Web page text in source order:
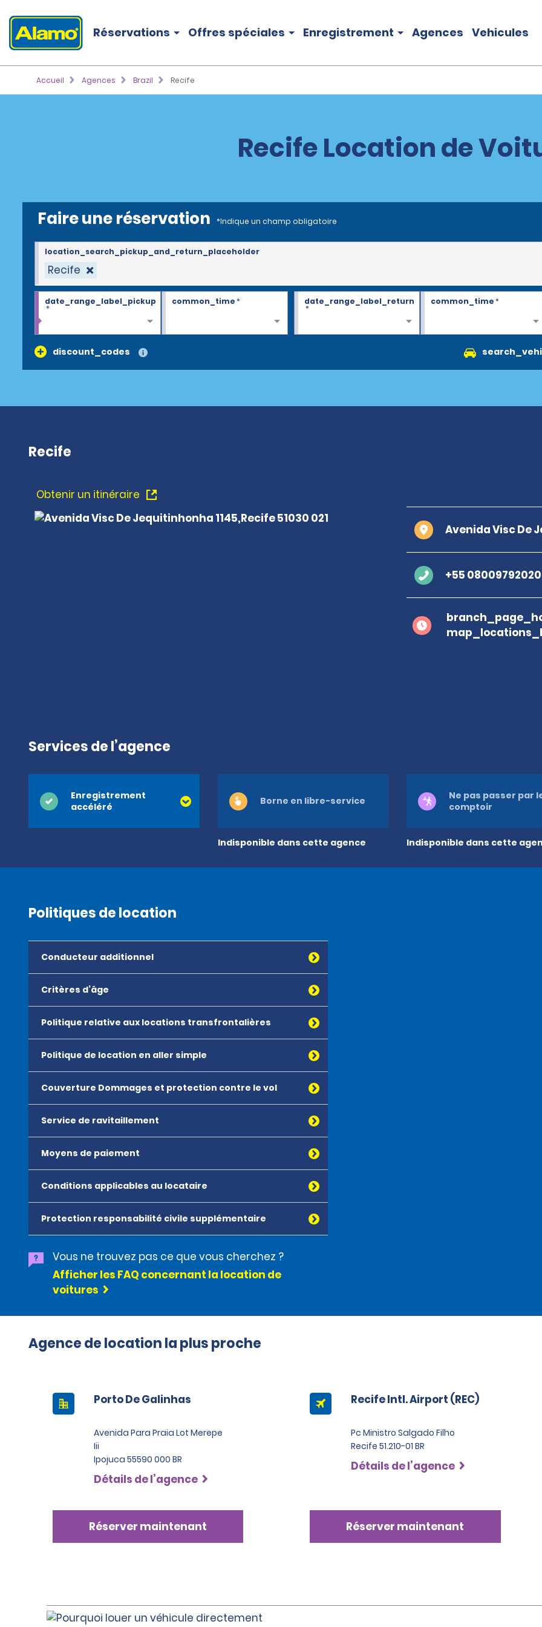
Réservations Offres spéciales Enregistrement Agences Vehicules
Accueil Agences Brazil Recife
Recife Location de
Faire une réservation *Indique un champ obligatoire
Recife
location_search_pickup_and_return_placeholder
date_range_label_pickup
*
common_time* date_range_label_return
*
common_time*
discount_codes
Recife
Obtenir un itinéraire
Avenida Visc De
+55 08009792020
Services de l’agence
Enregistrement
accéléré
Indisponible dans cette agence
Borne en libre-service
Indisponible dans cette
Ne pas passer par
comptoir
Politiques de location
Conducteur additionnel
Critères d’âge
Politique relative aux locations transfrontalières
Politique de location en aller simple
Couverture Dommages et protection contre le vol
Service de ravitaillement
Moyens de paiement
Conditions applicables au locataire
Protection responsabilité civile supplémentaire
Vous ne trouvez pas ce que vous cherchez ?
Afficher les FAQ concernant la location de
voitures
Agence de location la plus proche
Porto De Galinhas
Avenida Para Praia Lot Merepe
Iii
Ipojuca 55590 000 BR
Détails de l’agence
Réserver maintenant
Recife Intl. Airport (REC)
Pc Ministro Salgado Filho
Recife 51.210-01 BR
Détails de l’agence
Réserver maintenant